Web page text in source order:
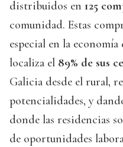
distribuidos en 125
comunidad. Estas
especial en la
localiza el 89% de sus
Galicia desde el rural,
potencialidades, y
donde las residencias
de oportunidades